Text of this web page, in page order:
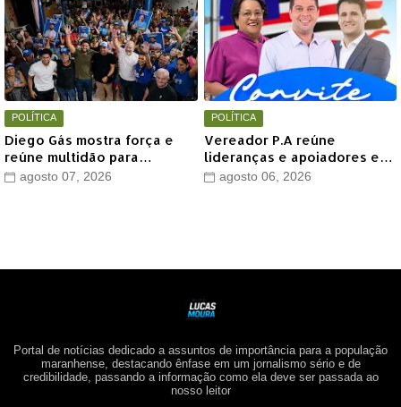
POLÍTICA
Diego Gás mostra força e
reúne multidão para
Othelino Neto e Marcos
agosto 07, 2026
POLÍTICA
Vereador P.A reúne
lideranças e apoiadores em
grande encontro político
agosto 06, 2026
Portal de notícias dedicado a assuntos de importância para a população
maranhense, destacando ênfase em um jornalismo sério e de
credibilidade, passando a informação como ela deve ser passada ao
nosso leitor